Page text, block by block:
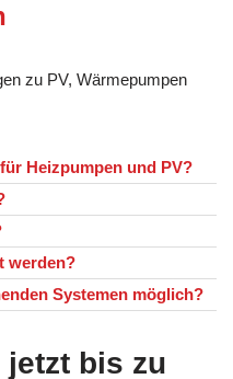
zu PV, Wärmepumpen
Heizpumpen und PV?
werden?
Systemen möglich?
bis zu